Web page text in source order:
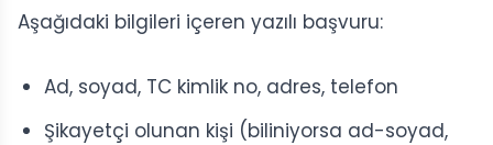
Aşağıdaki bilgileri içeren yazılı başvuru:
Ad, soyad, TC kimlik no, adres, telefon
Şikayetçi olunan kişi (biliniyorsa ad-soyad,